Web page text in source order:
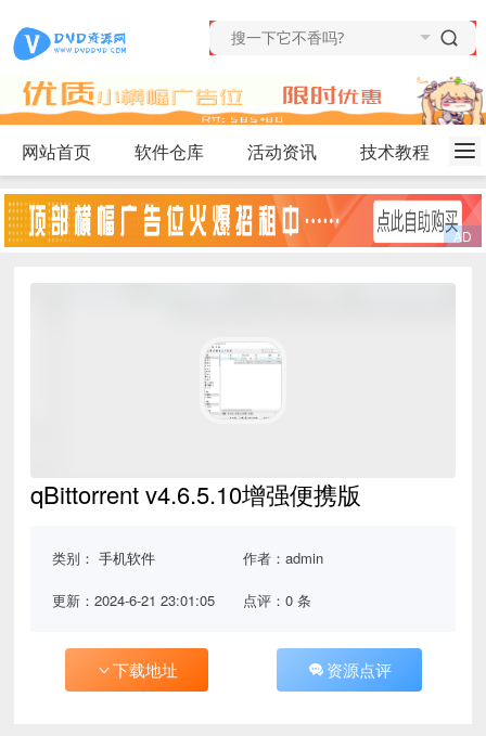
网站首页 软件仓库 活动资讯 技术教程
qBittorrent v4.6.5.10增强便携版
类别：手机软件 作者：admin
更新：2024-6-21 23:01:05 点评：0 条
下载地址 资源点评